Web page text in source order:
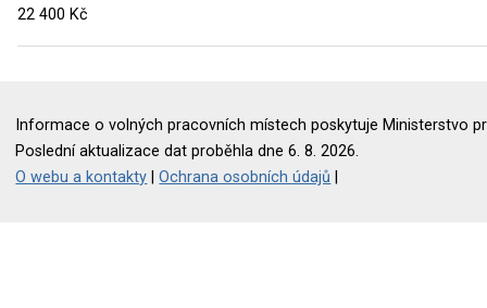
22 400 Kč
Informace o volných pracovních místech poskytuje Ministerstvo
Poslední aktualizace dat proběhla dne 6. 8. 2026.
O webu a kontakty |Ochrana osobních údajů